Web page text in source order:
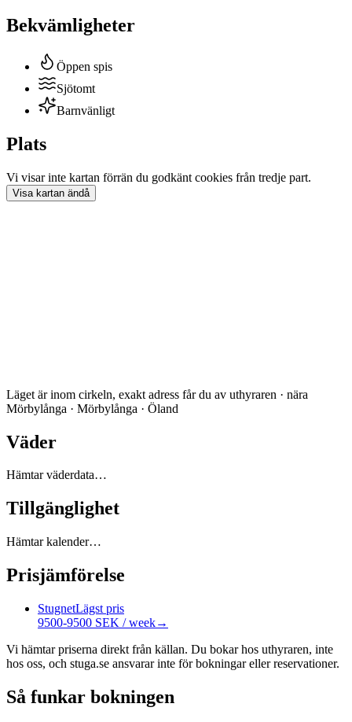
Bekvämligheter
Öppen spis
Sjötomt
Barnvänligt
Plats
Vi visar inte kartan förrän du godkänt cookies från tredje part.
Visa kartan ändå
Läget är inom cirkeln, exakt adress får du av uthyraren · nära
Mörbylånga · Mörbylånga · Öland
Väder
Hämtar väderdata…
Tillgänglighet
Hämtar kalender…
Prisjämförelse
StugnetLägst pris
9500-9500 SEK / week→
Vi hämtar priserna direkt från källan. Du bokar hos uthyraren, inte
hos oss, och stuga.se ansvarar inte för bokningar eller reservationer.
Så funkar bokningen